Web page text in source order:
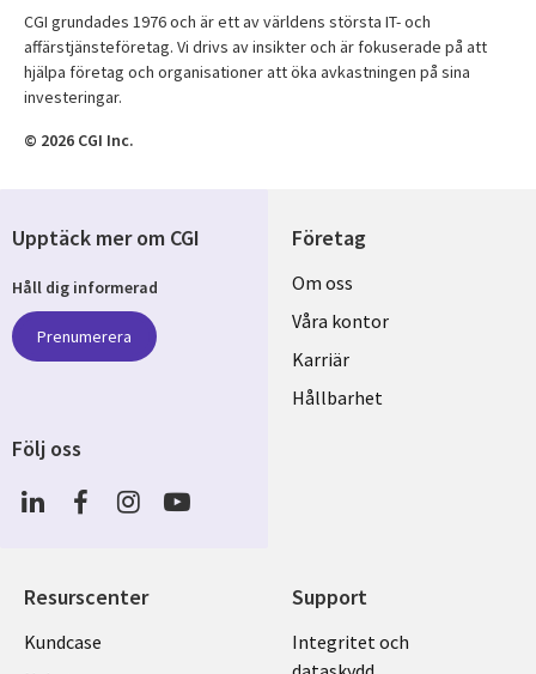
CGI grundades 1976 och är ett av världens största IT- och
affärstjänsteföretag. Vi drivs av insikter och är fokuserade på att
hjälpa företag och organisationer att öka avkastningen på sina
investeringar.
© 2026 CGI Inc.
Företag
Useful
links
SWEDEN
Om oss
Våra kontor
Karriär
Hållbarhet
Resurscenter
Library
Kundcase
Support
Legal
Integritet och
Upptäck mer om CGI
Håll dig informerad
Prenumerera
Följ oss
Social
Media